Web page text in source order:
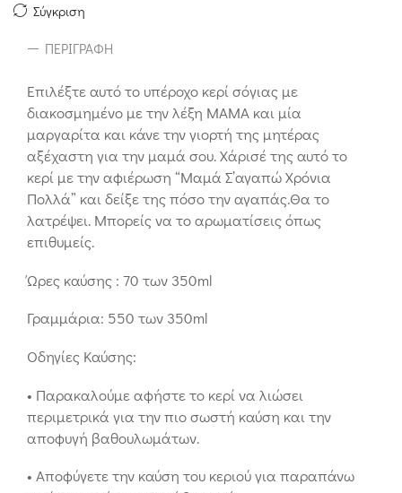
Σύγκριση
ΠΕΡΙΓΡΑΦΉ
Επιλέξτε αυτό το υπέροχο κερί σόγιας με
διακοσμημένο με την λέξη ΜΑΜΑ και μία
μαργαρίτα και κάνε την γιορτή της μητέρας
αξέχαστη για την μαμά σου. Χάρισέ της αυτό το
κερί με την αφιέρωση “Μαμά Σ’αγαπώ Χρόνια
Πολλά” και δείξε της πόσο την αγαπάς.Θα το
λατρέψει. Μπορείς να το αρωματίσεις όπως
επιθυμείς.
Ώρες καύσης : 70 των 350ml
Γραμμάρια: 550 των 350ml
Οδηγίες Καύσης:
• Παρακαλούμε αφήστε το κερί να λιώσει
περιμετρικά για την πιο σωστή καύση και την
αποφυγή βαθουλωμάτων.
• Αποφύγετε την καύση του κεριού για παραπάνω